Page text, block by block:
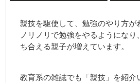
親技を駆使して、勉強のやり方が
ノリノリで勉強をやるようになり
ち合える親子が増えています。
教育系の雑誌でも「親技」を紹介